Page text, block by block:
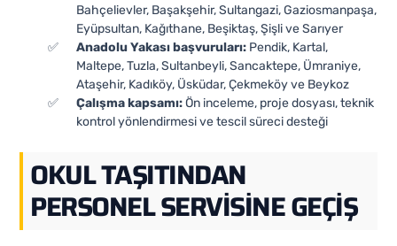
Bahçelievler, Başakşehir, Sultangazi, Gaziosmanpaşa,
Eyüpsultan, Kağıthane, Beşiktaş, Şişli ve Sarıyer
Anadolu Yakası başvuruları: Pendik, Kartal,
Maltepe, Tuzla, Sultanbeyli, Sancaktepe, Ümraniye,
Ataşehir, Kadıköy, Üsküdar, Çekmeköy ve Beykoz
Çalışma kapsamı:Ön inceleme, proje dosyası, teknik
kontrol yönlendirmesi ve tescil süreci desteği
OKUL TAŞITINDAN
PERSONEL SERVISINE GEÇIŞ